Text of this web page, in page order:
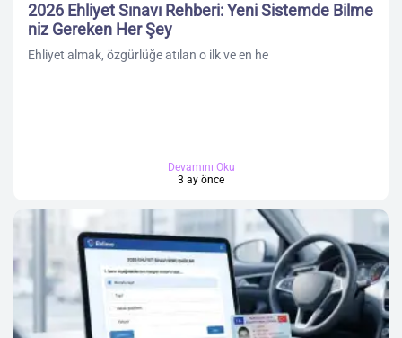
2026 Ehliyet Sınavı Rehberi: Yeni Sistemde Bilme
niz Gereken Her Şey
Ehliyet almak, özgürlüğe atılan o ilk ve en he
Devamını Oku
3 ay önce